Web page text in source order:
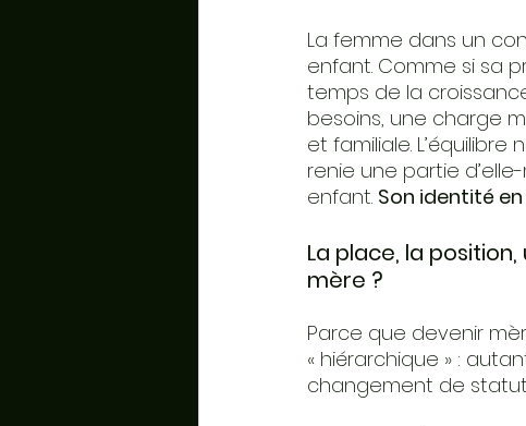
La femme dans un
enfant. Comme si sa
temps de la
besoins, une charge
et familiale.
renie une partie
enfant. Son identité
La place, la
mère ?
Parce que devenir
« hiérarchique » :
changement de